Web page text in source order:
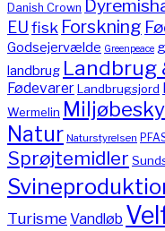
Danish Crown
EUfisk Forskning
Godsejervælde Greenpeace
landbrug Landbrug
FødevarerLandbrugsjord
Wermelin
Natur Naturstyrelsen
Sprøjtemidler
TurismeVandløb